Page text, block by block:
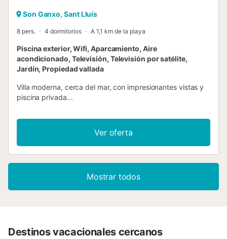
Son Ganxo, Sant Lluís
8 pers. 4 dormitorios A 1,1 km de la playa
Piscina exterior, Wifi, Aparcamiento, Aire
acondicionado, Televisión, Televisión por satélite,
Jardín, Propiedad vallada
Villa moderna, cerca del mar, con impresionantes vistas y
piscina privada...
Ver oferta
Mostrar todos
Destinos vacacionales cercanos